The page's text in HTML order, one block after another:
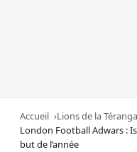
Accueil
Lions de la Téranga
London Football Adwars :
but de l’année